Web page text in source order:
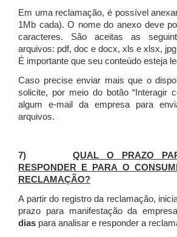
Em uma reclamação, é possível
1Mb cada). O nome do anexo deve
caracteres. São aceitas as
arquivos: pdf, doc e docx, xls e xlsx,
É importante que seu conteúdo esteja
Caso precise enviar mais que o
solicite, por meio do botão “Interagir
algum e-mail da empresa para
arquivos.
7)QUAL O PRAZO
RESPONDER E PARA O
RECLAMAÇÃO?
A partir do registro da reclamação,
prazo para manifestação da
dias para analisar e responder a